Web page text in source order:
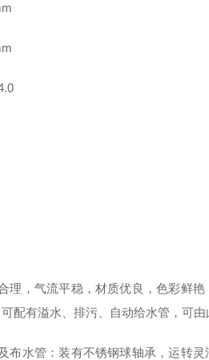
理，气流平稳，材质优良，色彩鲜
配有溢水、排污、自动给水管，可
布水管：装有不锈钢球轴承，运转